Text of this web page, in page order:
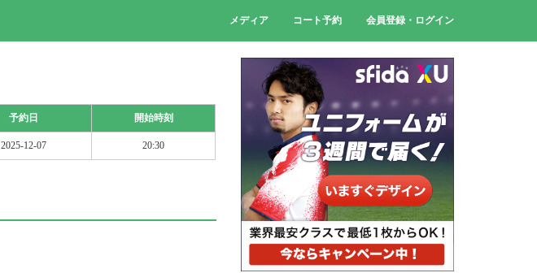
メディア コート予約 会員登録・ログイン
予約日 開始時刻
2025-12-07 20:30